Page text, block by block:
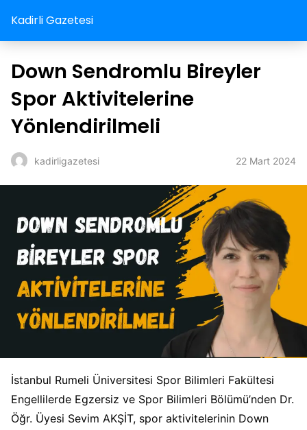
Kadirli Gazetesi
Down Sendromlu Bireyler
Spor Aktivitelerine
Yönlendirilmeli
kadirligazetesi 22 Mart 2024
İstanbul Rumeli Üniversitesi Spor Bilimleri Fakültesi
Engellilerde Egzersiz ve Spor Bilimleri Bölümü’nden Dr.
Öğr. Üyesi Sevim AKŞİT, spor aktivitelerinin Down